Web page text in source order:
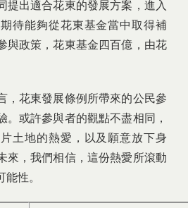
提出適合花東的發展方案，進入
待能夠從花東基金當中取得補
與政策，花東基金四百億，由花
，花東發展條例所帶來的公民參
。或許參與者的觀點不盡相同，
土地的熱愛，以及願意放下身
來，我們相信，這份熱愛所滾動
性。